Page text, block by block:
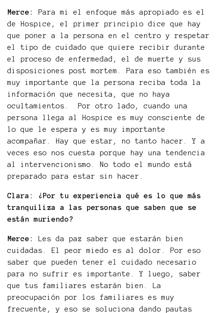
Merce:
Para mi el enfoque más apropiado es el
de Hospice, el primer principio dice que hay
que poner a la persona en el centro y respetar
el tipo de cuidado que quiere recibir durante
el proceso de enfermedad, el de muerte y sus
disposiciones post mortem. Para eso también es
muy importante que la persona reciba toda la
información que necesita, que no haya
ocultamientos. Por otro lado, cuando una
persona llega al Hospice es muy consciente de
lo que le espera y es muy importante
acompañar. Hay que estar, no tanto hacer. Y a
veces eso nos cuesta porque hay una tendencia
al intervencionismo. No todo el mundo está
preparado para estar sin hacer.
Clara: ¿Por tu experiencia qué es lo que más
tranquiliza a las personas que saben que se
están muriendo?
Merce:
Les da paz saber que estarán bien
cuidadas. El peor miedo es al dolor. Por eso
saber que pueden tener el cuidado necesario
para no sufrir es importante. Y luego, saber
que tus familiares estarán bien. La
preocupación por los familiares es muy
frecuente, y eso se soluciona dando pautas